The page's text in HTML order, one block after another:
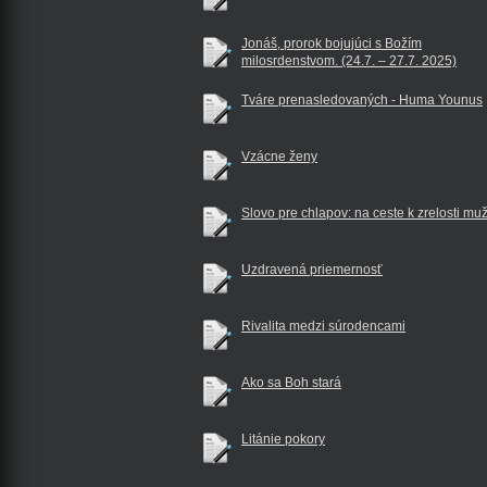
Jonáš, prorok bojujúci s Božím
milosrdenstvom. (24.7. – 27.7. 2025)
Tváre prenasledovaných - Huma Younus
Vzácne ženy
Slovo pre chlapov: na ceste k zrelosti
Uzdravená priemernosť
Rivalita medzi súrodencami
Ako sa Boh stará
Litánie pokory